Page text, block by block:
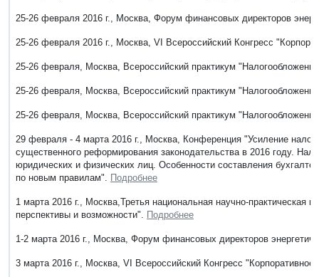
25-26 февраля 2016 г., Москва, Форум финансовых директоров
25-26 февраля 2016 г., Москва, VI Всероссийский Конгресс
25-26 февраля, Москва, Всероссийский практикум
25-26 февраля, Москва, Всероссийский практикум
25-26 февраля, Москва, Всероссийский практикум
29 февраля - 4 марта 2016 г., Москва, Конференция "Усиление
существенного реформирования законодательства в 2016 году.
юридических и физических лиц. Особенности составления
по новым правилам". Подробнее
1 марта 2016 г., Москва,Третья национальная научно-практическая
перспективы и возможности". Подробнее
1-2 марта 2016 г., Москва, Форум финансовых директоров
3 марта 2016 г., Москва, VI Всероссийский Конгресс